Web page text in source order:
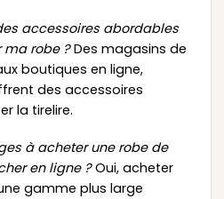
accessoires abordables
robe ?Des magasins de
boutiques en ligne,
des accessoires
la tirelire.
à acheter une robe de
en ligne ?Oui, acheter
gamme plus large